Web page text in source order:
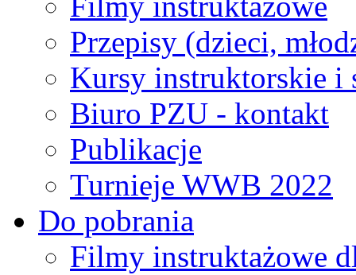
Przepisy (dzieci,
Kursy instruktorskie i
Biuro PZU - kontakt
Publikacje
Turnieje WWB 2022
Do pobrania
Filmy instruktażowe